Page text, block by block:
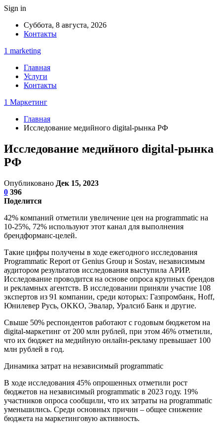
Sign in
Суббота, 8 августа, 2026
Контакты
1 marketing
Главная
Услуги
Контакты
1 Маркетинг
Главная
Исследование медийного digital-рынка РФ
Исследование медийного digital-рынка
РФ
Опубликовано Дек 15, 2023
0 396
Поделится
42% компаний отметили увеличение цен на programmatic на
10-25%, 72% используют этот канал для выполнения
брендформанс-целей.
Такие цифры получены в ходе ежегодного исследования
Programmatic Report от Genius Group и Sostav, независимым
аудитором результатов исследования выступила АРИР.
Исследование проводится на основе опроса крупных брендов
и рекламных агентств. В исследовании приняли участие 108
экспертов из 91 компании, среди которых: Газпромбанк, Hoff,
Юнилевер Русь, OKKO, Эвалар, Уралсиб Банк и другие.
Свыше 50% респондентов работают с годовым бюджетом на
digital-маркетинг от 200 млн рублей, при этом 46% отметили,
что их бюджет на медийную онлайн-рекламу превышает 100
млн рублей в год.
Динамика затрат на независимый programmatic
В ходе исследования 45% опрошенных отметили рост
бюджетов на независимый programmatic в 2023 году. 19%
участников опроса сообщили, что их затраты на programmatic
уменьшились. Среди основных причин – общее снижение
бюджета на маркетинговую активность.